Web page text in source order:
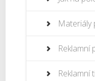
Materiály
Reklamní
Reklamní